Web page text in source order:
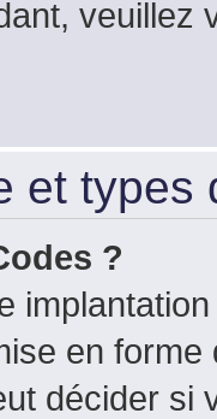
et types
?
en forme
décider